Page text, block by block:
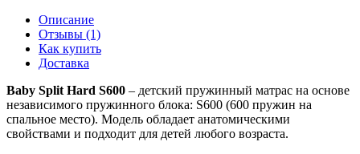
Описание
Отзывы (1)
Как купить
Доставка
Baby Split Hard S600 – детский пружинный матрас на основе
независимого пружинного блока: S600 (600 пружин на
спальное место). Модель обладает анатомическими
свойствами и подходит для детей любого возраста.